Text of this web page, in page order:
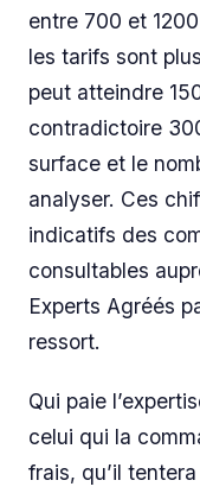
entre 700 et
les tarifs sont
peut atteindre
contradictoire
surface et le
analyser. Ces
indicatifs des
consultables
Experts Agréés
ressort.
Qui paie
celui qui la
frais, qu’il